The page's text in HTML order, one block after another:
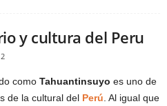
y cultura del Peru
2
como Tahuantinsuyo es uno de
de la cultural del Perú . Al igual que